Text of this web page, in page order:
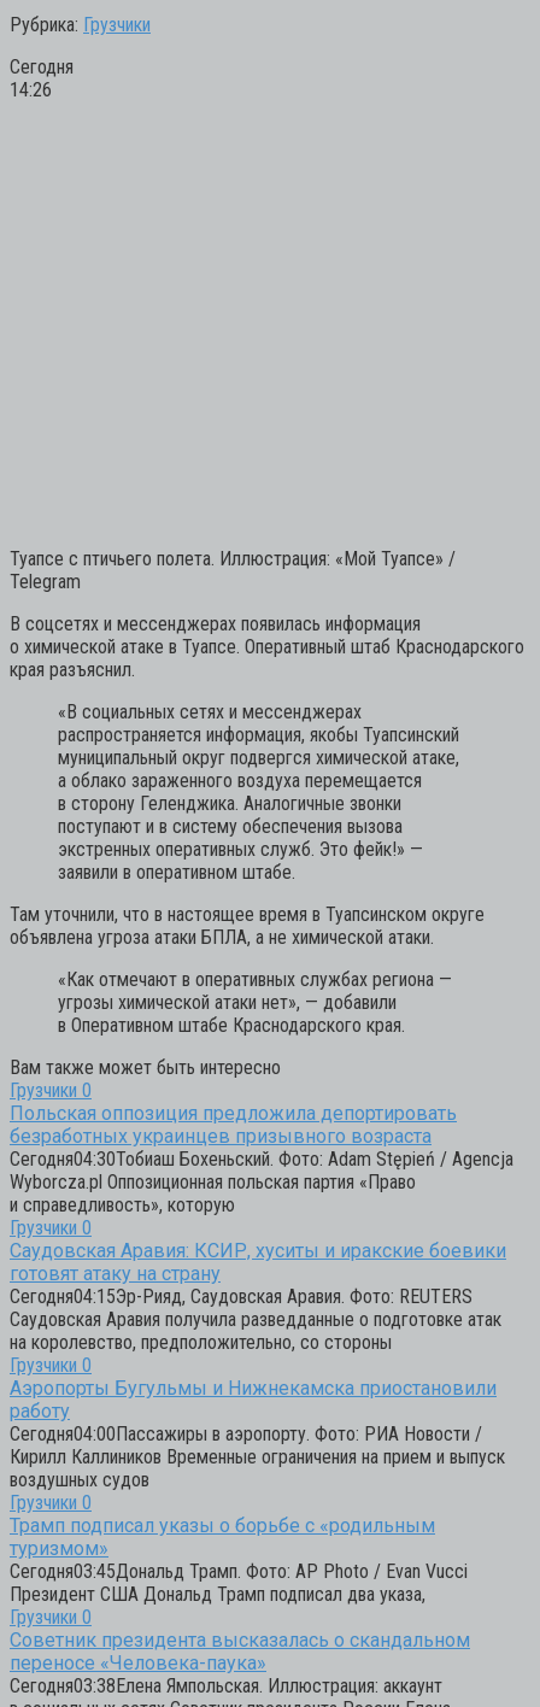
Рубрика: Грузчики
Сегодня
14:26
Туапсе с птичьего полета. Иллюстрация: «Мой Туапсе» /
Telegram
В соцсетях и мессенджерах появилась информация
о химической атаке в Туапсе. Оперативный штаб Краснодарского
края разъяснил.
«В социальных сетях и мессенджерах
распространяется информация, якобы Туапсинский
муниципальный округ подвергся химической атаке,
а облако зараженного воздуха перемещается
в сторону Геленджика. Аналогичные звонки
поступают и в систему обеспечения вызова
экстренных оперативных служб. Это фейк!» —
заявили в оперативном штабе.
Там уточнили, что в настоящее время в Туапсинском округе
объявлена угроза атаки БПЛА, а не химической атаки.
«Как отмечают в оперативных службах региона —
угрозы химической атаки нет», — добавили
в Оперативном штабе Краснодарского края.
Вам также может быть интересно
Грузчики 0
Польская оппозиция предложила депортировать
безработных украинцев призывного возраста
Сегодня04:30Тобиаш Бохеньский. Фото: Adam Stępień / Agencja
Wyborcza.pl Оппозиционная польская партия «Право
и справедливость», которую
Грузчики 0
Саудовская Аравия: КСИР, хуситы и иракские боевики
готовят атаку на страну
Сегодня04:15Эр-Рияд, Саудовская Аравия. Фото: REUTERS
Саудовская Аравия получила разведданные о подготовке атак
на королевство, предположительно, со стороны
Грузчики 0
Аэропорты Бугульмы и Нижнекамска приостановили
работу
Сегодня04:00Пассажиры в аэропорту. Фото: РИА Новости /
Кирилл Каллиников Временные ограничения на прием и выпуск
воздушных судов
Грузчики 0
Трамп подписал указы о борьбе с «родильным
туризмом»
Сегодня03:45Дональд Трамп. Фото: AP Photo / Evan Vucci
Президент США Дональд Трамп подписал два указа,
Грузчики 0
Советник президента высказалась о скандальном
переносе «Человека-паука»
Сегодня03:38Елена Ямпольская. Иллюстрация: аккаунт